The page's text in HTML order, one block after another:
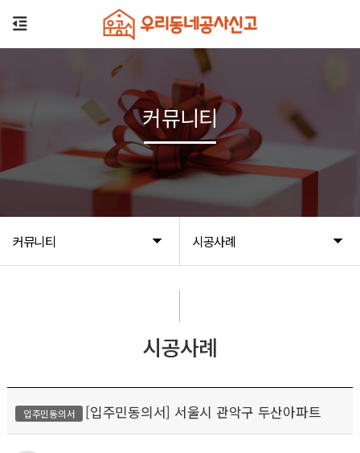
커뮤니티 시공사례
커뮤니티
시공사례
입주민동의서 [입주민동의서] 서울시 관악구 두산아파트